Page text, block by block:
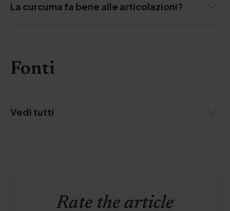
La curcuma fa bene alle articolazioni?
Fonti
Vedi tutti
Rate the article